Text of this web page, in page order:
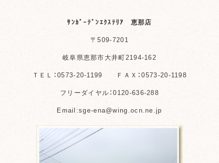
ｻﾝｶﾞｰﾃﾞﾝｴｸｽﾃﾘｱ 恵那店
〒509-7201
岐阜県恵那市大井町2194-162
ＴＥＬ：0573-20-1199 ＦＡＸ：0573-20-1198
フリーダイヤル：0120-636-288
Email:sge-ena@wing.ocn.ne.jp